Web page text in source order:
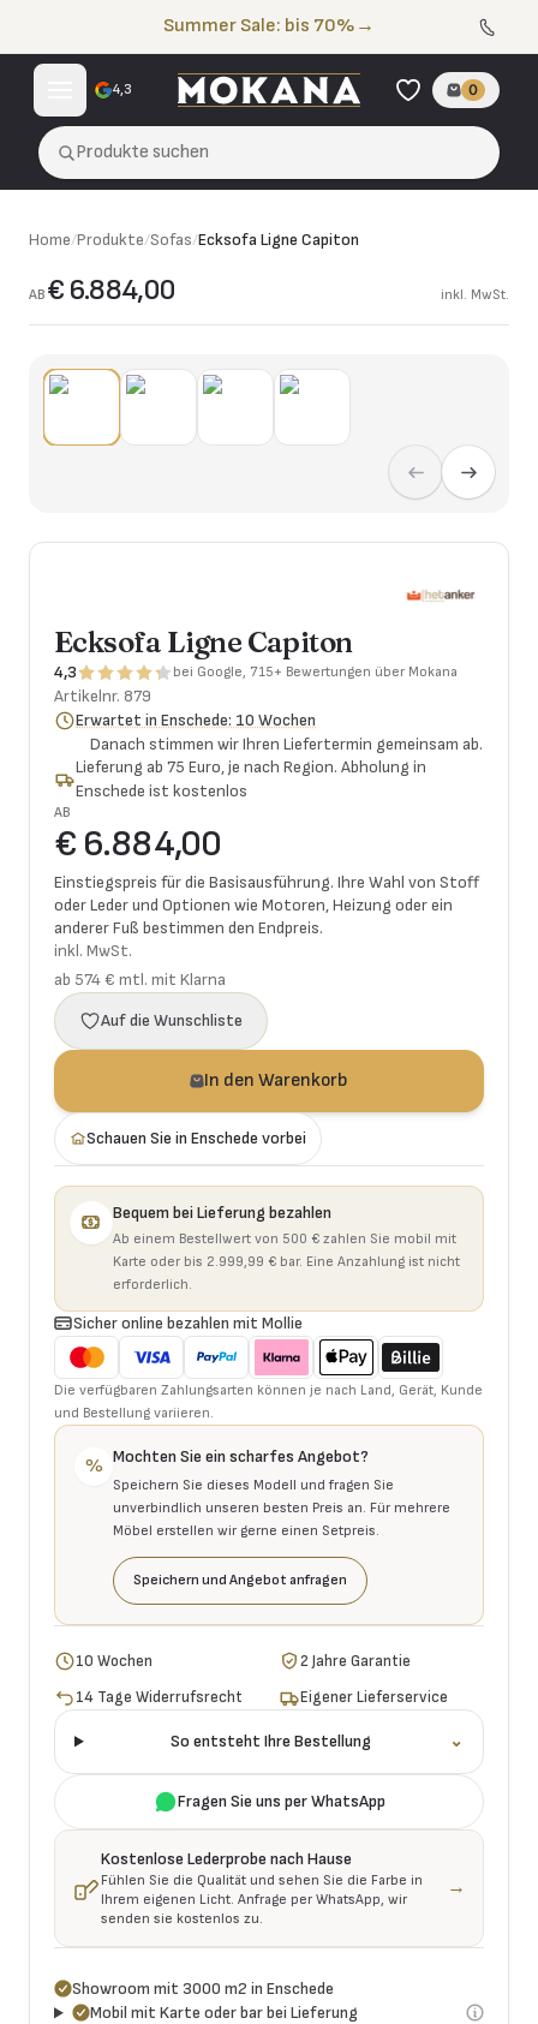
Summer Sale: bis 70% →
4,3 0
Produkte suchen
Home/Produkte/Sofas/Ecksofa Ligne Capiton
AB € 6.884,00 inkl. MwSt.
Ecksofa Ligne Capiton
4,3 bei Google, 715+ Bewertungen über Mokana
Artikelnr. 879
Erwartet in Enschede: 10 Wochen
Danach stimmen wir Ihren Liefertermin gemeinsam ab.
Lieferung ab 75 Euro, je nach Region. Abholung in
Enschede ist kostenlos
AB
€ 6.884,00
Einstiegspreis für die Basisausführung. Ihre Wahl von Stoff
oder Leder und Optionen wie Motoren, Heizung oder ein
anderer Fuß bestimmen den Endpreis.
inkl. MwSt.
ab 574 € mtl. mit Klarna
Auf die Wunschliste
In den Warenkorb
Schauen Sie in Enschede vorbei
Bequem bei Lieferung bezahlen
Ab einem Bestellwert von 500 € zahlen Sie mobil mit
Karte oder bis 2.999,99 € bar. Eine Anzahlung ist nicht
erforderlich.
Sicher online bezahlen mit Mollie
Die verfügbaren Zahlungsarten können je nach Land, Gerät, Kunde
und Bestellung variieren.
% Mochten Sie ein scharfes Angebot?
Speichern Sie dieses Modell und fragen Sie
unverbindlich unseren besten Preis an. Für mehrere
Möbel erstellen wir gerne einen Setpreis.
Speichern und Angebot anfragen
10 Wochen
2 Jahre Garantie
14 Tage Widerrufsrecht
Eigener Lieferservice
So entsteht Ihre Bestellung ⌄
Fragen Sie uns per WhatsApp
Kostenlose Lederprobe nach Hause
Fühlen Sie die Qualität und sehen Sie die Farbe in
Ihrem eigenen Licht. Anfrage per WhatsApp, wir
senden sie kostenlos zu.
→
Showroom mit 3000 m2 in Enschede
Mobil mit Karte oder bar bei Lieferung